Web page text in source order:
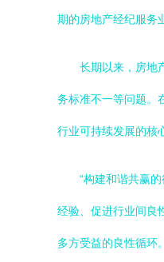
期的房地产经纪服务
长期以来，房地
务标准不一等问题。
行业可持续发展的核
“构建和谐共赢
经验、促进行业间良
多方受益的良性循环。